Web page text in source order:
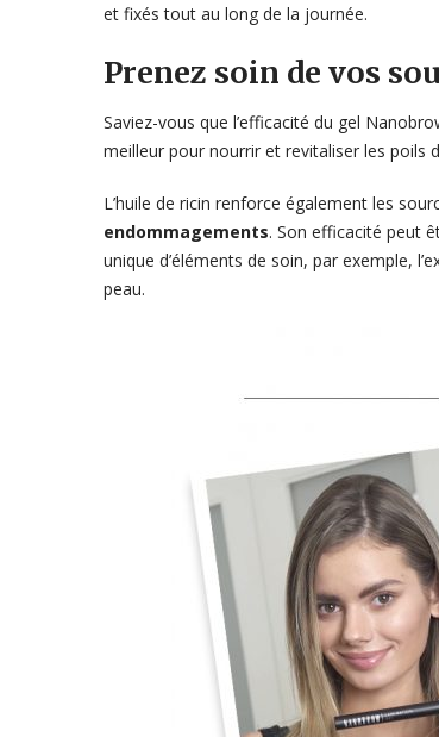
et fixés tout au long de la journée.
Prenez soin de vos
Saviez-vous que l’efficacité du gel
meilleur pour nourrir et revitaliser les poils
L’huile de ricin renforce également les
endommagements. Son efficacité peut
unique d’éléments de soin, par exemple,
peau.